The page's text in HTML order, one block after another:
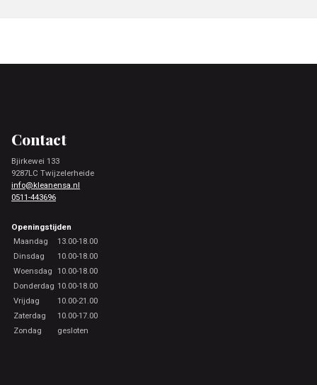
Contact
Bjirkewei 133
9287LC Twijzelerheide
info@kleanensa.nl
0511-443696
Openingstijden
Maandag
13.00-18.00
Dinsdag
10.00-18.00
Woensdag 10.00-18.00
Donderdag 10.00-18.00
Vrijdag
10.00-21.00
Zaterdag
10.00-17.00
Zondag
gesloten